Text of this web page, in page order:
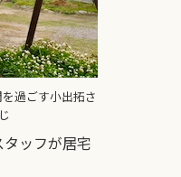
過ごす小出拓さ
ッフが居宅